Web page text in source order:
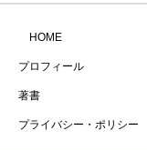
HOME
プロフィール
著書
プライバシー・ポリシー